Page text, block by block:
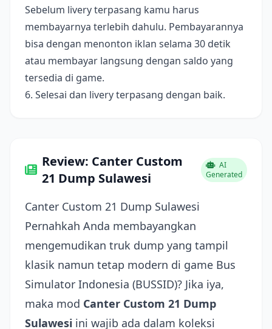
Sebelum livery terpasang kamu harus
membayarnya terlebih dahulu. Pembayarannya
bisa dengan menonton iklan selama 30 detik
atau membayar langsung dengan saldo yang
tersedia di game.
6. Selesai dan livery terpasang dengan baik.
Review: Canter Custom
21 Dump Sulawesi
AI
Generated
Canter Custom 21 Dump Sulawesi
Pernahkah Anda membayangkan
mengemudikan truk dump yang tampil
klasik namun tetap modern di game Bus
Simulator Indonesia (BUSSID)? Jika iya,
maka mod Canter Custom 21 Dump
Sulawesi ini wajib ada dalam koleksi